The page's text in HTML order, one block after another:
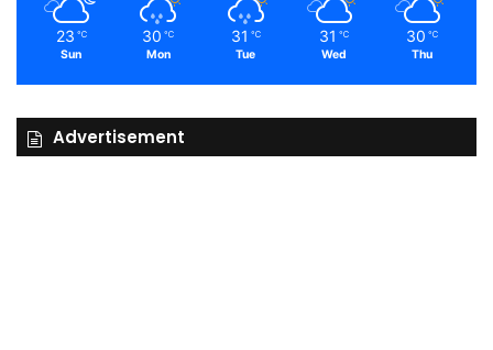
23 ℃
Sun
30 ℃
Mon
31 ℃
Tue
31 ℃
Wed
30 ℃
Thu
Advertisement